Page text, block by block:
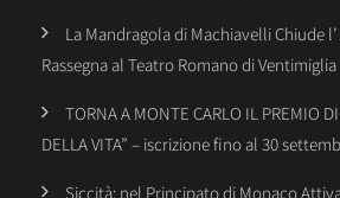
La Mandragola di Machiavelli Chiude
Rassegna al Teatro Romano di Ventimiglia
TORNA A MONTE CARLO IL PREMIO
DELLA VITA” – iscrizione fino al 30
Siccità: nel Principato di Monaco